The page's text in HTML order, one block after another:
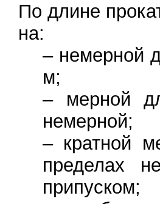
По длине
на:
– немерной
м;
– мерной
немерной;
– кратной
пределах
припуском;